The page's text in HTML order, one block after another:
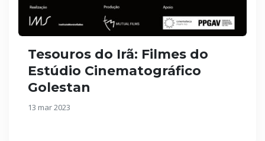
Tesouros do Irã: Filmes do
Estúdio Cinematográfico
Golestan
13 mar 2023